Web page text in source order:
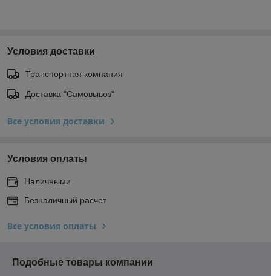
Условия доставки
Транспортная компания
Доставка "Самовывоз"
Все условия доставки
Условия оплаты
Наличными
Безналичный расчет
Все условия оплаты
Подобные товары компании